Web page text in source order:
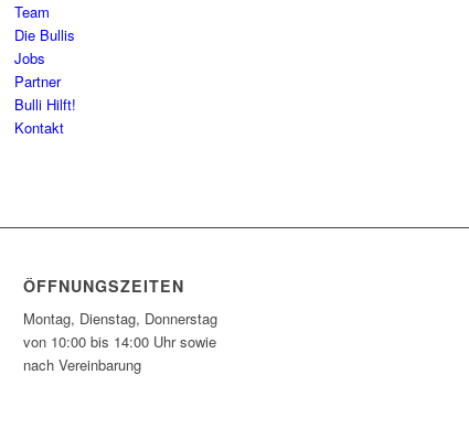
Team
Die Bullis
Jobs
Partner
Bulli Hilft!
Kontakt
ÖFFNUNGSZEITEN
Montag, Dienstag, Donnerstag
von 10:00 bis 14:00 Uhr sowie
nach Vereinbarung